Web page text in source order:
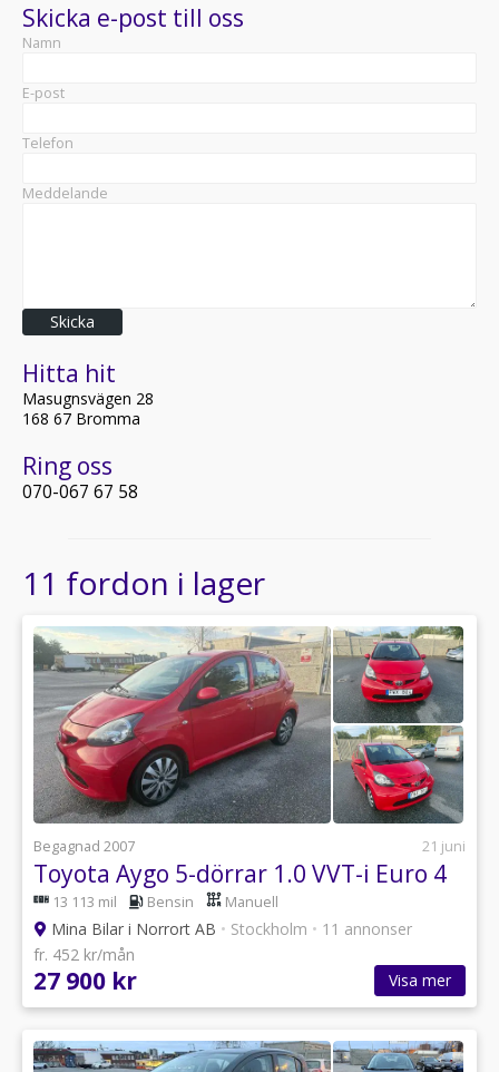
Skicka e-post till oss
Namn
E-post
Telefon
Meddelande
Skicka
Hitta hit
Masugnsvägen 28
168 67 Bromma
Ring oss
070-067 67 58
11 fordon i lager
Begagnad 2007 21 juni
Toyota Aygo 5-dörrar 1.0 VVT-i Euro 4
13 113 mil Bensin Manuell
Mina Bilar i Norrort AB • Stockholm • 11 annonser
fr. 452 kr/mån
27 900 kr Visa mer